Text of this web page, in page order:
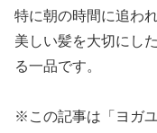
特に朝の時間に追わ
美しい髪を大切にし
る一品です。
※この記事は「ヨガ